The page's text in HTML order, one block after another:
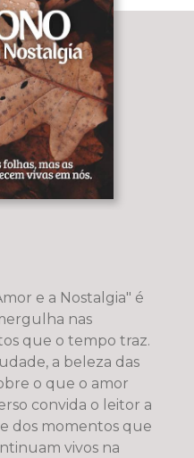
e a Nostalgia" é
nas
que o tempo traz.
a beleza das
o que o amor
convida o leitor a
dos momentos que
vivos na